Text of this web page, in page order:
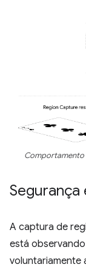
Comportamento
Segurança
A captura de
está
voluntariamente